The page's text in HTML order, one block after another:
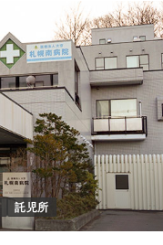
以上可
詳細を見る
託児所